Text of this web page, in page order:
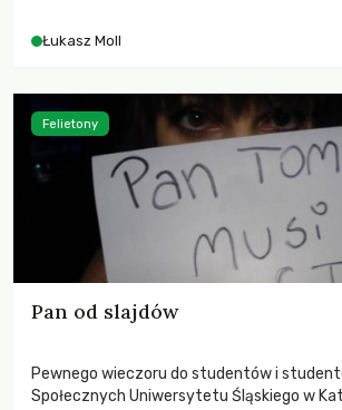
Łukasz Moll
Pan od slajdów
Pewnego wieczoru do studentów i
Społecznych Uniwersytetu Śląskiego w
Felietony